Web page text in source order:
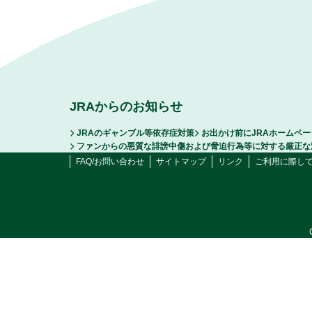
JRAからのお知らせ
JRAのギャンブル等依存症対策
お出かけ前にJRAホームペ
ファンからの悪質な誹謗中傷および脅迫行為等に対する厳正
FAQ/お問い合わせ
サイトマップ リンク ご利用に際し